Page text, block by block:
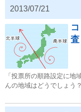
2013/07/21
査
「投票所の順路設定に地
んの地域はどうでしょう？